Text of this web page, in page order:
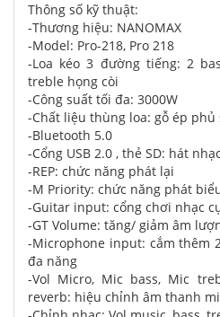
Thông số kỹ thuật:
-Thương hiệu: NANOMAX
-Model: Pro-218, Pro 218
-Loa kéo 3 đường tiếng: 2
treble họng còi
-Công suất tối đa: 3000W
-Chất liệu thùng loa: gỗ ép phủ
-Bluetooth 5.0
-Cổng USB 2.0 , thẻ SD: hát
-REP: chức năng phát lại
-M Priority: chức năng phát
-Guitar input: cổng chơi nhạc
-GT Volume: tăng/ giảm âm
-Microphone input: cắm thêm
đa năng
-Vol Micro, Mic bass, Mic
reverb: hiệu chỉnh âm thanh